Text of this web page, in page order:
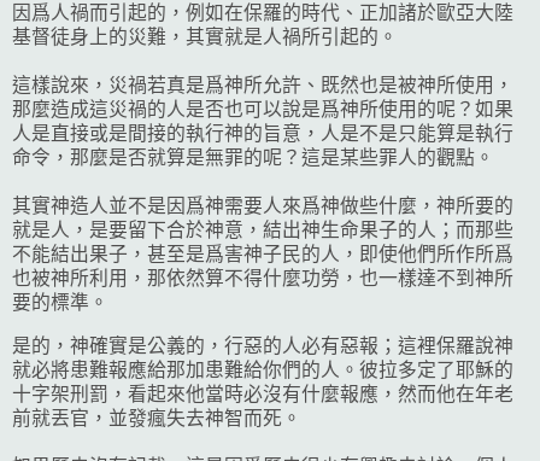
因爲人禍而引起的，例如在保羅的時代、正加諸於歐亞大陸
基督徒身上的災難，其實就是人禍所引起的。
這樣說來，災禍若真是爲神所允許、既然也是被神所使用，
那麼造成這災禍的人是否也可以說是爲神所使用的呢？如果
人是直接或是間接的執行神的旨意，人是不是只能算是執行
命令，那麼是否就算是無罪的呢？這是某些罪人的觀點。
其實神造人並不是因爲神需要人來爲神做些什麼，神所要的
就是人，是要留下合於神意，結出神生命果子的人；而那些
不能結出果子，甚至是爲害神子民的人，即使他們所作所爲
也被神所利用，那依然算不得什麼功勞，也一樣達不到神所
要的標準。
是的，神確實是公義的，行惡的人必有惡報；這裡保羅說神
就必將患難報應給那加患難給你們的人。彼拉多定了耶穌的
十字架刑罰，看起來他當時必沒有什麼報應，然而他在年老
前就丟官，並發瘋失去神智而死。